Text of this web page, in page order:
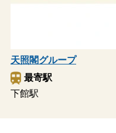
天照閣グループ
最寄駅
下館駅